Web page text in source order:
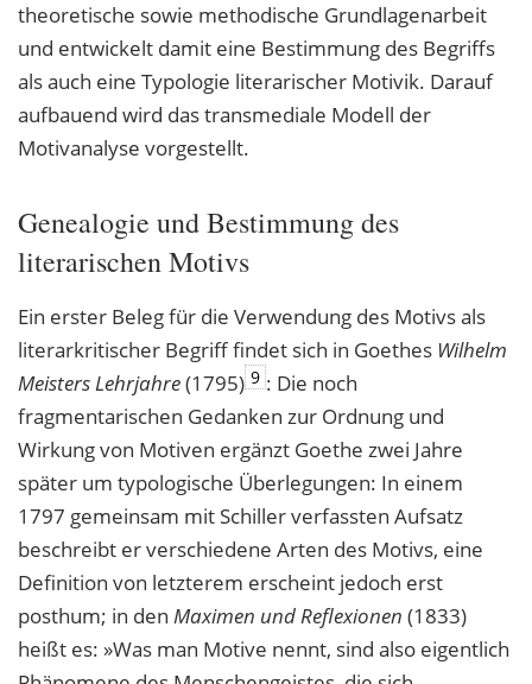
theoretische sowie methodische Grundlagenarbeit
und entwickelt damit eine Bestimmung des Begriffs
als auch eine Typologie literarischer Motivik. Darauf
aufbauend wird das transmediale Modell der
Motivanalyse vorgestellt.
Genealogie und Bestimmung des
literarischen Motivs
Ein erster Beleg für die Verwendung des Motivs als
literarkritischer Begriff findet sich in Goethes Wilhelm
Meisters Lehrjahre(1795) 9 : Die noch
fragmentarischen Gedanken zur Ordnung und
Wirkung von Motiven ergänzt Goethe zwei Jahre
später um typologische Überlegungen: In einem
1797 gemeinsam mit Schiller verfassten Aufsatz
beschreibt er verschiedene Arten des Motivs, eine
Definition von letzterem erscheint jedoch erst
posthum; in den Maximen und Reflexionen (1833)
heißt es: »Was man Motive nennt, sind also eigentlich